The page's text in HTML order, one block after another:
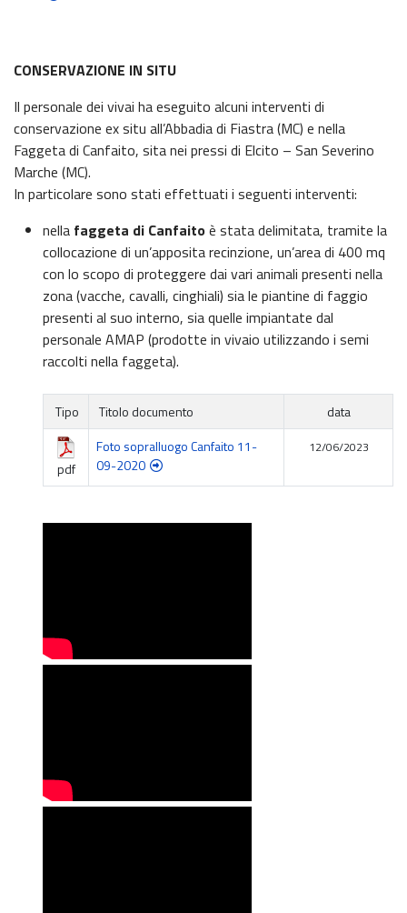
CONSERVAZIONE IN SITU
Il personale dei vivai ha eseguito alcuni interventi di
conservazione ex situ all’Abbadia di Fiastra (MC) e nella
Faggeta di Canfaito, sita nei pressi di Elcito – San Severino
Marche (MC).
In particolare sono stati effettuati i seguenti interventi:
nella faggeta di Canfaitoè stata delimitata, tramite la
collocazione di un’apposita recinzione, un’area di 400 mq
con lo scopo di proteggere dai vari animali presenti nella
zona (vacche, cavalli, cinghiali) sia le piantine di faggio
presenti al suo interno, sia quelle impiantate dal
personale AMAP (prodotte in vivaio utilizzando i semi
raccolti nella faggeta).
Tipo Titolo documento data
pdf
Foto sopralluogo Canfaito 11-
09-2020
12/06/2023